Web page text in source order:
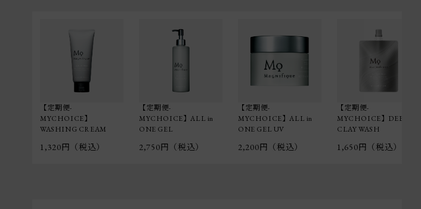
【定期便-
MYCHOICE】
WASHING CREAM
1,320円（税込）
【定期便-
MYCHOICE】ALL in
ONE GEL
2,750円（税込）
【定期便-
MYCHOICE】ALL in
ONE GEL UV
2,200円（税込）
【定期便-
MYCHOICE】DEEP
CLAY WASH
1,650円（税込）